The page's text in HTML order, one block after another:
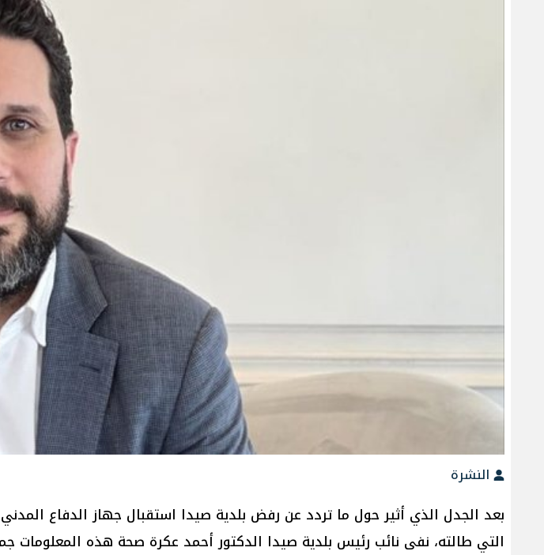
النشرة
بعد الجدل الذي أثير حول ما تردد عن رفض بلدية ​صيدا​ استقبال ​جهاز الدفاع
التي طالته، نفى نائب رئيس ​بلدية صيدا​ الدكتور ​أحمد عكرة​ صحة هذه المعلومات